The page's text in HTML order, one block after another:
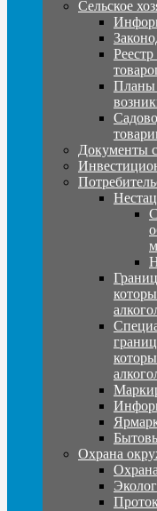
Сельское
Планы
Документы
Охрана